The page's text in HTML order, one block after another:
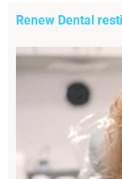
Renew Dental